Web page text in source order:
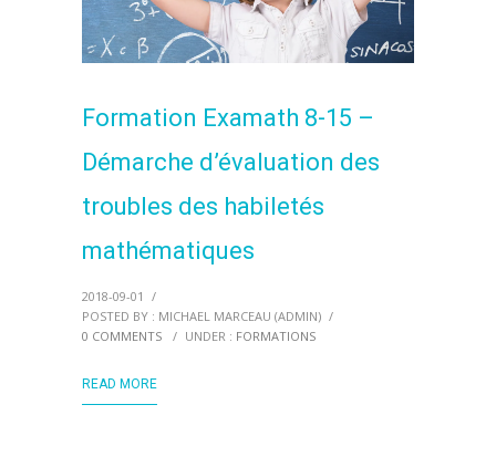
Formation Examath 8-15 –
Démarche d’évaluation des
troubles des habiletés
mathématiques
2018-09-01 /
POSTED BY : MICHAEL MARCEAU (ADMIN) /
0 COMMENTS
/ UNDER : FORMATIONS
READ MORE